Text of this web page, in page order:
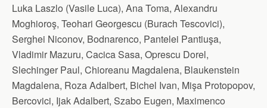
Luka Laszlo (Vasile Luca), Ana Toma, Alexandru
Moghioroş, Teohari Georgescu (Burach Tescovici),
Serghei Niconov, Bodnarenco, Pantelei Pantiuşa,
Vladimir Mazuru, Cacica Sasa, Oprescu Dorel,
Slechinger Paul, Chioreanu Magdalena, Blaukenstein
Magdalena, Roza Adalbert, Bichel Ivan, Mişa Protopopov,
Bercovici, Ijak Adalbert, Szabo Eugen, Maximenco